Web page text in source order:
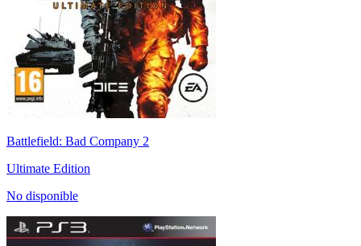
Battlefield: Bad Company 2
Ultimate Edition
No disponible